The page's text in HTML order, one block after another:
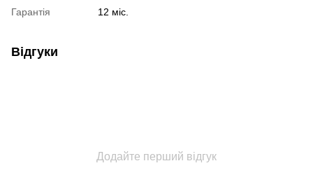
Гарантія 12 міс.
Відгуки
Додайте перший відгук